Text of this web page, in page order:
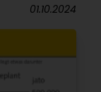
01.10.2024